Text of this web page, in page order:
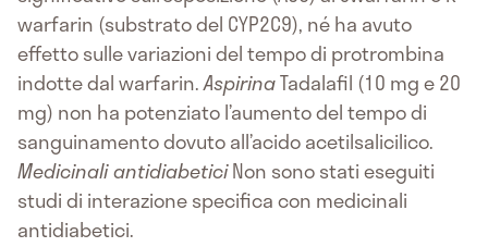
warfarin (substrato del CYP2C9), né ha avuto
effetto sulle variazioni del tempo di protrombina
indotte dal warfarin.AspirinaTadalafil (10 mg e 20
mg) non ha potenziato l’aumento del tempo di
sanguinamento dovuto all’acido acetilsalicilico.
Medicinali antidiabeticiNon sono stati eseguiti
studi di interazione specifica con medicinali
antidiabetici.